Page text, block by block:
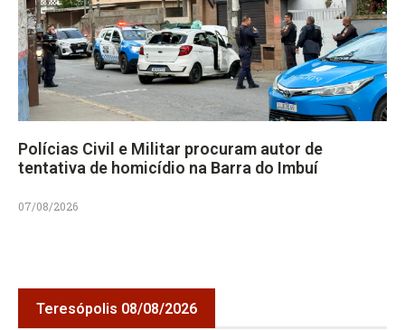
Polícias Civil e Militar procuram autor de
tentativa de homicídio na Barra do Imbuí
07/08/2026
Teresópolis 08/08/2026